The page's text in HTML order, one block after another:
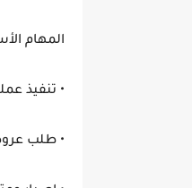
المهام
• تنفيذ
• طلب